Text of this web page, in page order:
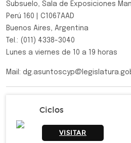
Subsuelo, Sala de Exposiciones
Perú 160 | C1067AAD
Buenos Aires, Argentina
Tel.: (011) 4338-3040
Lunes a viernes de 10 a 19 horas
Mail:
Ciclos
VISITAR